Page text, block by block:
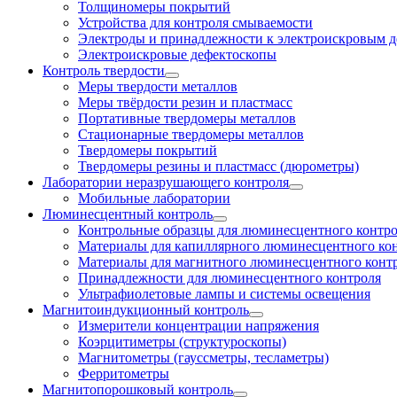
Толщиномеры покрытий
Устройства для контроля смываемости
Электроды и принадлежности к электроискровым
Электроискровые дефектоскопы
Контроль твердости
Меры твердости металлов
Меры твёрдости резин и пластмасс
Портативные твердомеры металлов
Стационарные твердомеры металлов
Твердомеры покрытий
Твердомеры резины и пластмасс (дюрометры)
Лаборатории неразрушающего контроля
Мобильные лаборатории
Люминесцентный контроль
Контрольные образцы для люминесцентного
Материалы для капиллярного люминесцентного
Материалы для магнитного люминесцентного
Принадлежности для люминесцентного контроля
Ультрафиолетовые лампы и системы освещения
Магнитоиндукционный контроль
Измерители концентрации напряжения
Коэрцитиметры (структуроскопы)
Магнитометры (гауссметры, тесламетры)
Ферритометры
Магнитопорошковый контроль